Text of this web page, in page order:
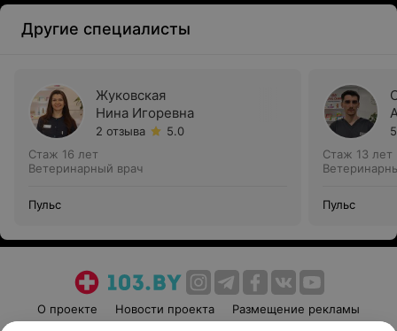
Другие специалисты
Жуковская
Нина Игоревна
2 отзыва
5.0
Стаж 16 лет
Ветеринарный врач
Пульс
Стаж 13 лет
Пульс
О проекте Новости проекта
Размещение рекламы